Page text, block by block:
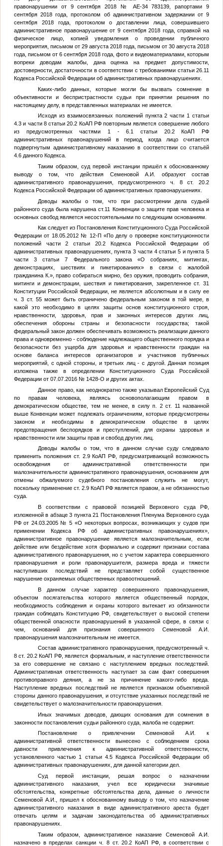
правонарушении от 9 сентября 2018 № АЕ-34 783139, рапортами 9
сентября 2018 года, протоколом об административном задержании от 9
сентября 2018 года, протоколом о доставлении лица, совершившего
административное правонарушение от 9 сентября 2018 года, справкой на
физическое лицо, копией уведомления о проведении публичного
мероприятия, письмом от 29 августа 2018 года, письмом от 30 августа 2018
года, письмом от 6 сентября 2018 года, фото и видеоматериалами, которым
вопреки доводам жалобы, дана оценка на предмет допустимости,
достоверности, достаточности в соответствии с требованиями статьи 26.11
Кодекса Российской Федерации об административных правонарушениях.
Каких-либо данных, которые могли бы вызвать сомнение в
объективности и беспристрастности судьи при принятии решения по
настоящему делу, в представленных материалах не имеется.
Исходя из взаимосвязанных положений пункта 2 части 1 статьи
4.3 и части 8 статьи 20.2 КоАП РФ повторным является совершение любого
из предусмотренных частями 1 - 6.1 статьи 20.2 КоАП РФ
административных правонарушений в период, когда лицо считается
подвергнутым административному наказанию в соответствии со статьёй
4.6 данного Кодекса.
Таким образом, суд первой инстанции пришёл к обоснованному
выводу о том, что действия Семеновой А.И. образуют состав
административного правонарушения, предусмотренного ч. 8 ст. 20.2
Кодекса Российской Федерации об административных правонарушениях.
Доводы жалобы о том, что при рассмотрении дела судьей
районного суда была нарушена ст.11 Конвенции о защите прав человека и
основных свобод является несостоятельными по следующим основаниям.
Как следует из Постановления Конституционного Суда Российской
Федерации от 18.05.2012 № 12-П «По делу о проверке конституционности
положений части 2 статьи 20.2 Кодекса Российской Федерации об
административных правонарушениях, пункта 3 части 4 статьи 5 и пункта 5
части 3 статьи 7 Федерального закона «О собраниях, митингах,
демонстрациях, шествиях и пикетированиях» в связи с жалобой
гражданина К.», право собираться мирно, без оружия, проводить собрания,
митинги и демонстрации, шествия и пикетирования, закрепленное ст. 31
Конституции Российской Федерации, не является абсолютным и в силу ее
ч. 3 ст. 55 может быть ограничено федеральным законом в той мере, в
какой это необходимо в целях защиты основ конституционного строя,
нравственности, здоровья, прав и законных интересов других лиц,
обеспечения обороны страны и безопасности государства; такой
федеральный закон должен обеспечивать возможность реализации данного
права и одновременно - соблюдение надлежащего общественного порядка и
безопасности без ущерба для здоровья и нравственности граждан на
основе баланса интересов организаторов и участников публичных
мероприятий, с одной стороны, и третьих лиц - с другой. Данная позиция
изложена также в определении Конституционного Суда Российской
Федерации от 07.07.2016 № 1428-О и других актах.
Данное право, как неоднократно также указывал Европейский Суд
по правам человека, являясь основополагающим правом в
демократическом обществе, тем не менее, в силу п. 2 ст. 11 названной
выше Конвенции может подлежать ограничениям, которые предусмотрены
законом и необходимы в демократическом обществе в целях
предотвращения беспорядков и преступлений, для охраны здоровья и
нравственности или защиты прав и свобод других лиц.
Доводы жалобы о том, что в данном случае суду следовало
применить положения ст. 2.9 КоАП РФ, предусматривающей возможность
освобождения от административной ответственности при
малозначительности административного правонарушения, основанием для
отмены обжалуемого судебного постановления служить не могут,
поскольку применение ст. 2.9 КоАП РФ является правом, а не обязанностью
суда.
В соответствии с правовой позицией Верховного суда РФ,
изложенной в абзаце 3 пункта 21 Постановления Пленума Верховного суда
РФ от 24.03.2005 № 5 «О некоторых вопросах, возникающих у судов при
применении Кодекса РФ об административных правонарушениях»,
административное правонарушение является малозначительным, если
действие или бездействие хотя формально и содержит признаки состава
административного правонарушения, но с учетом характера совершенного
правонарушения и роли правонарушителя, размера вреда и тяжести
наступивших последствий не представляет собой существенное
нарушение охраняемых общественных правоотношений.
В данном случае характер совершенного правонарушения,
объектом посягательства которого является общественный порядок,
необходимость соблюдения и охраны которого вытекает из обязанности
граждан соблюдать Конституцию РФ, свидетельствует о высокой степени
общественной опасности правонарушений в указанной сфере, в связи с
чем, оснований для признания совершенного Семеновой А.И.
правонарушения малозначительным не имеется.
Состав административного правонарушения, предусмотренный ч.
8 ст. 20.2 КоАП РФ, является формальным, и наступление ответственности
за его совершение не связано с наступлением вредных последствий.
Административная ответственность наступает за сам факт совершения
противоправного деяния, а не за причинение какого-либо вреда.
Наступление вредных последствий не является признаком объективной
стороны данного правонарушения, и отсутствие указанных последствий не
свидетельствует о малозначительности правонарушения.
Иных значимых доводов, дающих основания для сомнения в
законности постановления судьи районного суда, жалоба не содержит.
Постановление о привлечении Семеновой А.И. к
административной ответственности вынесено с соблюдением срока
давности привлечения к административной ответственности,
установленного частью 1 статьи 4.5 Кодекса Российской Федерации об
административных правонарушениях, для данной категории дел.
Суд первой инстанции, решая вопрос о назначении
административного наказания, учел все юридически значимые
обстоятельства, конкретные обстоятельства дела, данные о личности
Семеновой А.И., пришел к обоснованному выводу о том, что назначение
административного наказания в виде административного ареста будет
отвечать целям и задачам законодательства об административных
правонарушениях.
Таким образом, административное наказание Семеновой А.И.
назначено в пределах санкции ч. 8 ст. 20.2 КоАП РФ, в соответствии с